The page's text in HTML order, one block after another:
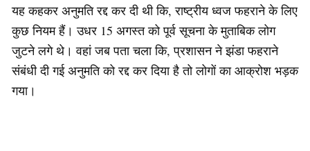
यह कहकर अनुमति रद्द कर दी थी कि, राष्ट्रीय ध्वज फहराने के लिए
कुछ नियम हैं। उधर 15 अगस्त को पूर्व सूचना के मुताबिक लोग
जुटने लगे थे। वहां जब पता चला कि, प्रशासन ने झंडा फहराने
संबंधी दी गई अनुमति को रद्द कर दिया है तो लोगों का आक्रोश भड़क
गया।